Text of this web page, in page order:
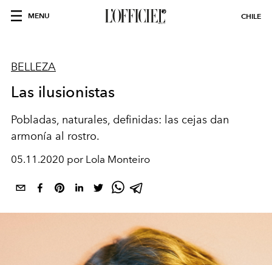
MENU CHILE
BELLEZA
Las ilusionistas
Pobladas, naturales, definidas: las cejas dan
armonía al rostro.
05.11.2020 por Lola Monteiro